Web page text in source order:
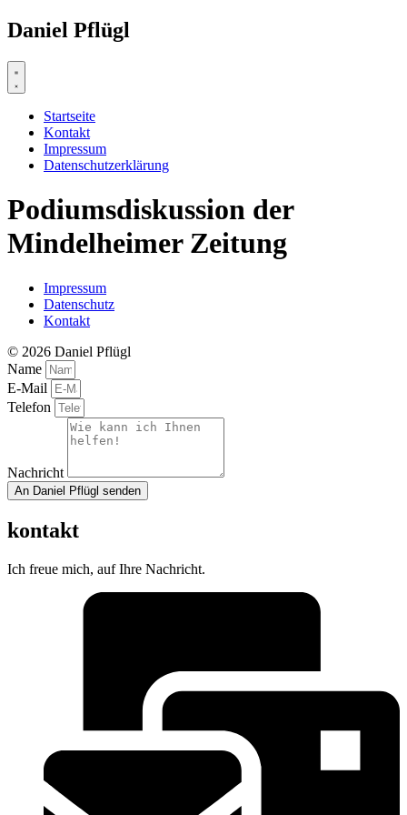
Zum
Inhalt
springen
Daniel Pflügl
Startseite
Kontakt
Impressum
Datenschutzerklärung
Podiumsdiskussion der
Mindelheimer Zeitung
Impressum
Datenschutz
Kontakt
© 2026 Daniel Pflügl
Name
E-Mail
Telefon
Nachricht
An Daniel Pflügl senden
kontakt
Ich freue mich, auf Ihre Nachricht.